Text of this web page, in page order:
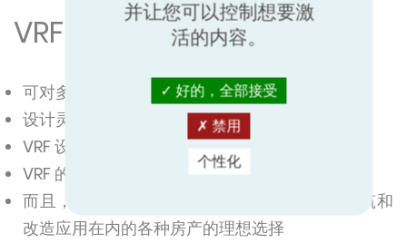
VRF 系统还有哪些优点？
可对多个区域进行定制温度控制
设计灵活
VRF 设备结构紧凑，重量比传统 HVAC 轻
VRF 的应用范围广泛
而且，作为一种无管道系统，VRF 是包括古建筑和
改造应用在内的各种房产的理想选择
并让您可以控制想要激
活的内容。
好的，全部接受
禁用
个性化